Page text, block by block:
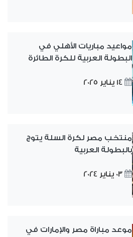
مواعيد مباريات الأهلي في
البطولة العربية للكرة الطائرة
14 يناير 2025
منتخب مصر لكرة السلة يتوج
بالبطولة العربية
03 يناير 2024
موعد مباراة مصر والإمارات في